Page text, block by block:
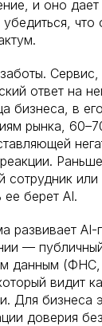
и оно дает
что
ответ на
бизнеса, в
рынка,
сотрудник
ее берет AI.
развивает AI-
—
данным (ФНС,
видит
Для бизнеса
доверия